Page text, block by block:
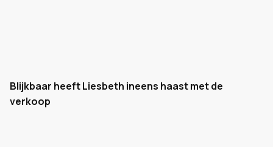
Blijkbaar heeft Liesbeth ineens haast met de
verkoop